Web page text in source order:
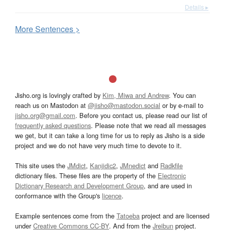
Details ▸
MoreSentences >
Jisho.org is lovingly crafted by Kim, Miwa and Andrew. You can
reach us on Mastodon at @jisho@mastodon.social or by e-mail to
jisho.org@gmail.com. Before you contact us, please read our list of
frequently asked questions. Please note that we read all messages
we get, but it can take a long time for us to reply as Jisho is a side
project and we do not have very much time to devote to it.
This site uses the JMdict, Kanjidic2, JMnedict and Radkfile
dictionary files. These files are the property of the Electronic
Dictionary Research and Development Group, and are used in
conformance with the Group's licence.
Example sentences come from the Tatoeba project and are licensed
underCreative Commons CC-BY. And from the Jreibun project.